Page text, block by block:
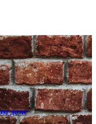
доме